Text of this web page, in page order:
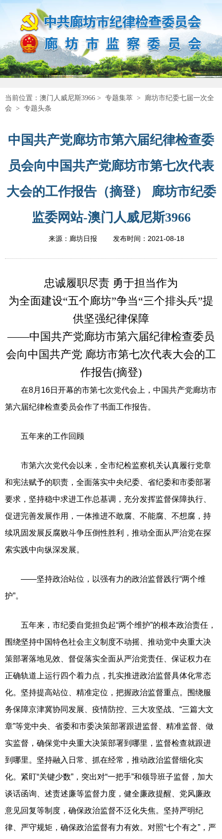
当前位置： 澳门人威尼斯3966 > 专题集萃 > 廊坊市纪委七届一次全
会 > 专题头条
中国共产党廊坊市第六届纪律检查委
员会向中国共产党廊坊市第七次代表
大会的工作报告（摘登） 廊坊市纪委
监委网站-澳门人威尼斯3966
来源：廊坊日报 发布时间： 2021-08-18
忠诚履职尽责 勇于担当作为
为全面建设“五个廊坊”争当“三个排头兵”提
供坚强纪律保障
——中国共产党廊坊市第六届纪律检查委员
会向中国共产党 廊坊市第七次代表大会的工
作报告(摘登)
在8月16日开幕的市第七次党代会上，中国共产党廊坊市
第六届纪律检查委员会作了书面工作报告。
五年来的工作回顾
市第六次党代会以来，全市纪检监察机关认真履行党章
和宪法赋予的职责，全面落实中央纪委、省纪委和市委部署
要求，坚持稳中求进工作总基调，充分发挥监督保障执行、
促进完善发展作用，一体推进不敢腐、不能腐、不想腐，持
续巩固发展反腐败斗争压倒性胜利，推动全面从严治党在探
索实践中向纵深发展。
——坚持政治站位，以强有力的政治监督践行“两个维
护”。
五年来，市纪委自觉担负起“两个维护”的根本政治责任，
围绕坚持中国特色社会主义制度不动摇、推动党中央重大决
策部署落地见效、督促落实全面从严治党责任、保证权力在
正确轨道上运行四个着力点，扎实推进政治监督具体化常态
化。坚持提高站位、精准定位，把握政治监督重点。围绕服
务保障京津冀协同发展、疫情防控、三大攻坚战、“三篇大文
章”等党中央、省委和市委决策部署跟进监督、精准监督、做
实监督，确保党中央重大决策部署到哪里，监督检查就跟进
到哪里。坚持融入日常、抓在经常，推动政治监督细化实
化。紧盯“关键少数”，突出对“一把手”和领导班子监督，加大
谈话函询、述责述廉等监督力度，健全廉政提醒、党风廉政
意见回复等制度，确保政治监督不泛化失焦。坚持严明纪
律、严守规矩，确保政治监督有力有效。对照“七个有之”，严